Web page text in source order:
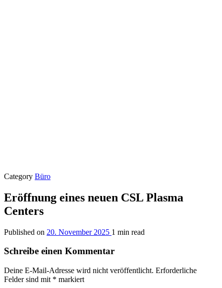
Category Büro
Eröffnung eines neuen CSL Plasma
Centers
Published on 20. November 2025 1 min read
Schreibe einen Kommentar
Deine E-Mail-Adresse wird nicht veröffentlicht. Erforderliche
Felder sind mit * markiert